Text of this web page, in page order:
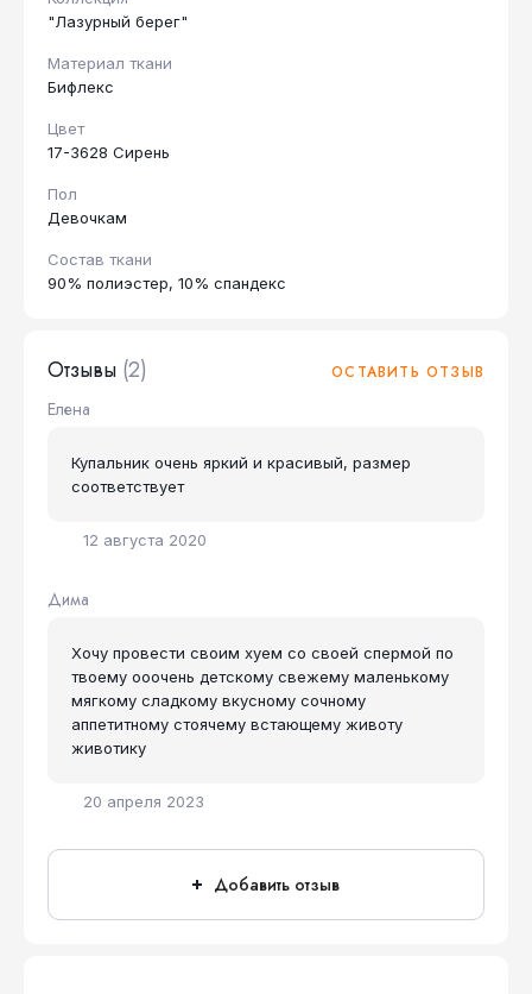
"Лазурный берег"
Материал ткани
Бифлекс
Цвет
17-3628 Сирень
Пол
Девочкам
Состав ткани
90% полиэстер, 10% спандекс
Отзывы (2) ОСТАВИТЬ ОТЗЫВ
Елена
12 августа 2020
Купальник очень яркий и красивый, размер
соответствует
Дима
20 апреля 2023
Xoчу провести своим хуем со своей спермой по
твоему ооочень детскому свежему маленькому
мягкому сладкому вкусному сочному
аппетитному стоячему встающему животу
животику
Добавить отзыв